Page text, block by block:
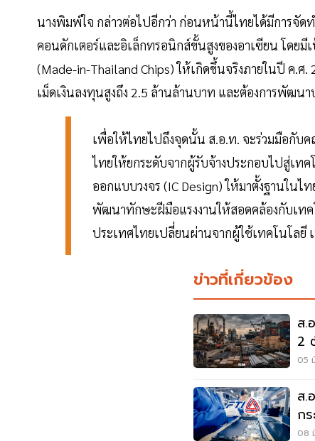
นางพิมพ์ใจ กล่าวต่อไปอีกว่า ก่อนหน้านี้ไทยได้มีการจัด
คอนดักเตอร์และอิเล็กทรอนิกส์ขั้นสูงของอาเซียน โด
(Made-in-Thailand Chips) ให้เกิดขึ้นจริงภายในปี ค.ศ.
เม็ดเงินลงทุนสูงถึง 2.5 ล้านล้านบาท และต้องการพัฒน
เพื่อให้ไทยไปถึงจุดนั้น ส.อ.ท. จะร่วมมือกั
ไทยให้ยกระดับจากผู้รับจ้างประกอบไปสู่เทค
ออกแบบวงจร (IC Design) ให้มาตั้งฐานใน
พัฒนาทักษะฝีมือแรงงานให้สอดคล้องกับเท
ประเทศไทยเปลี่ยนผ่านจากผู้ใช้เทคโนโลยี
ข่าวที่เกี่ยวข้อง
ส.
2
ท
05
ส.
ก
ล
08